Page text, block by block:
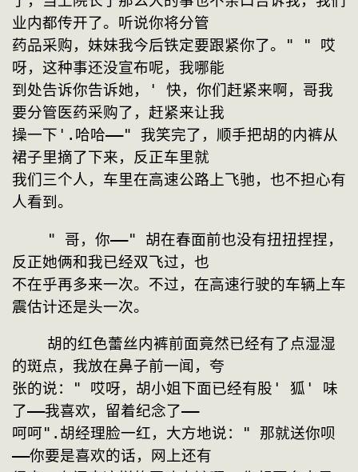
业内都传开了。听说你将分管
药品采购，妹妹我今后铁定要跟紧你了。" " 哎
呀，这种事还没宣布呢，我哪能
到处告诉你告诉她，' 快，你们赶紧来啊，哥我
要分管医药采购了，赶紧来让我
操一下'.哈哈——" 我笑完了，顺手把胡的内裤从
裙子里摘了下来，反正车里就
我们三个人，车里在高速公路上飞驰，也不担心有
人看到。
反正她俩和我已经双飞过，也
不在乎再多来一次。不过，在高速行驶的车辆上车
震估计还是头一次。
的斑点，我放在鼻子前一闻，夸
张的说：" 哎呀，胡小姐下面已经有股' 狐' 味
了——我喜欢，留着纪念了——
呵呵".胡经理脸一红，大方地说：" 那就送你呗
——你要是喜欢的话，网上还有